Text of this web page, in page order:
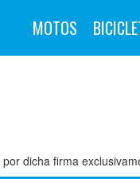
MOTOS
dicha firma